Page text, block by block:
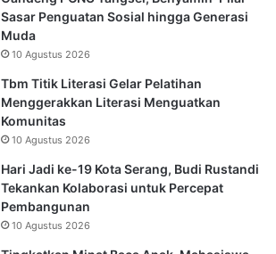
Sasar Penguatan Sosial hingga Generasi
Muda
10 Agustus 2026
Tbm Titik Literasi Gelar Pelatihan
Menggerakkan Literasi Menguatkan
Komunitas
10 Agustus 2026
Hari Jadi ke-19 Kota Serang, Budi Rustandi
Tekankan Kolaborasi untuk Percepat
Pembangunan
10 Agustus 2026